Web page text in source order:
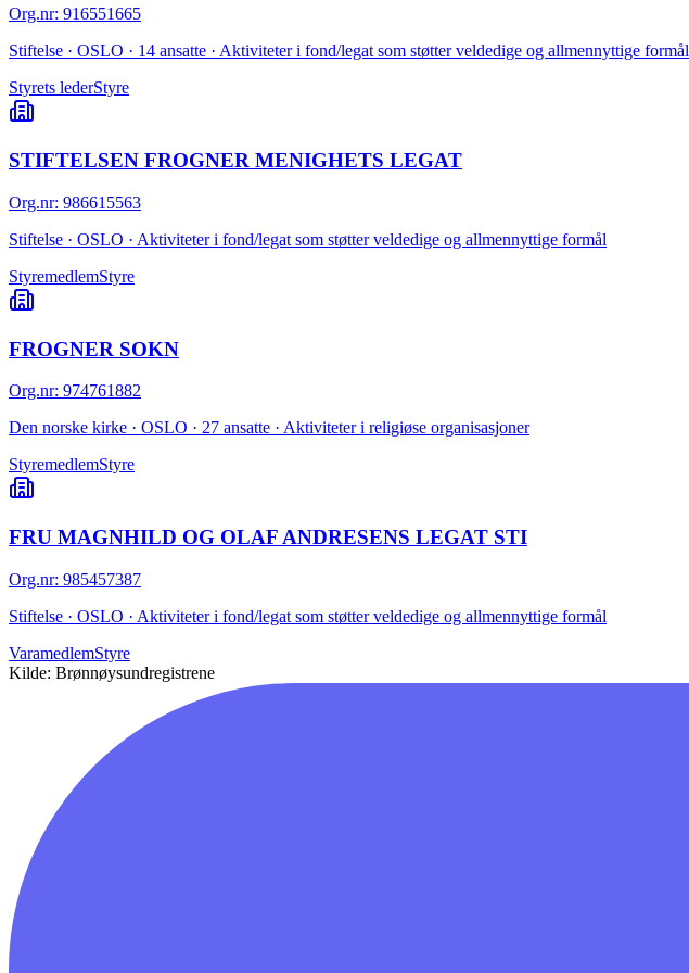
Org.nr: 916551665
Stiftelse · OSLO · 14 ansatte · Aktiviteter i fond/legat som støtter veldedige og allmennyttige formål
Styrets lederStyre
STIFTELSEN FROGNER MENIGHETS LEGAT
Org.nr: 986615563
Stiftelse · OSLO · Aktiviteter i fond/legat som støtter veldedige og allmennyttige formål
StyremedlemStyre
FROGNER SOKN
Org.nr: 974761882
Den norske kirke · OSLO · 27 ansatte · Aktiviteter i religiøse organisasjoner
StyremedlemStyre
FRU MAGNHILD OG OLAF ANDRESENS LEGAT STI
Org.nr: 985457387
Stiftelse · OSLO · Aktiviteter i fond/legat som støtter veldedige og allmennyttige formål
VaramedlemStyre
Kilde: Brønnøysundregistrene